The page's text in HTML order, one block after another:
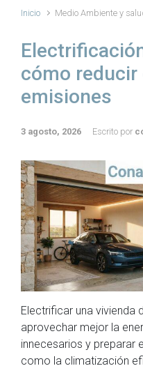
Inicio Medio Ambiente y
cómo
emisiones
3 agosto, 2026 Escrito por
Electrificar una vivienda
aprovechar mejor la
innecesarios y preparar
como la climatización